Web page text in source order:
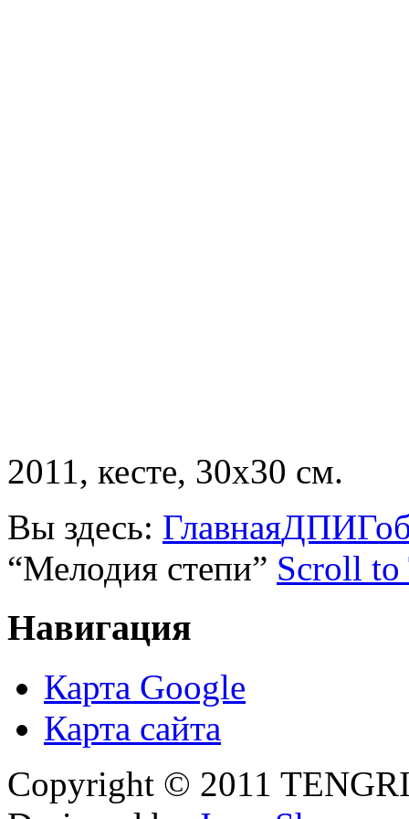
2011, кесте, 30х30 см.
Вы здесь: ГлавнаяДПИ
“Мелодия степи” Scroll to
Навигация
Карта Google
Карта сайта
Copyright © 2011